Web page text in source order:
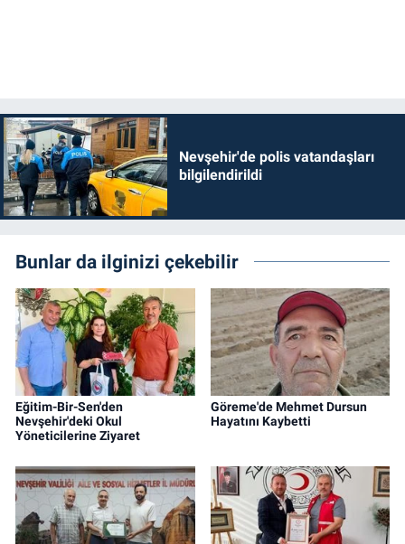
Nevşehir'de polis vatandaşları
bilgilendirildi
Bunlar da ilginizi çekebilir
Eğitim-Bir-Sen'den
Nevşehir'deki Okul
Yöneticilerine Ziyaret
Göreme'de Mehmet Dursun
Hayatını Kaybetti